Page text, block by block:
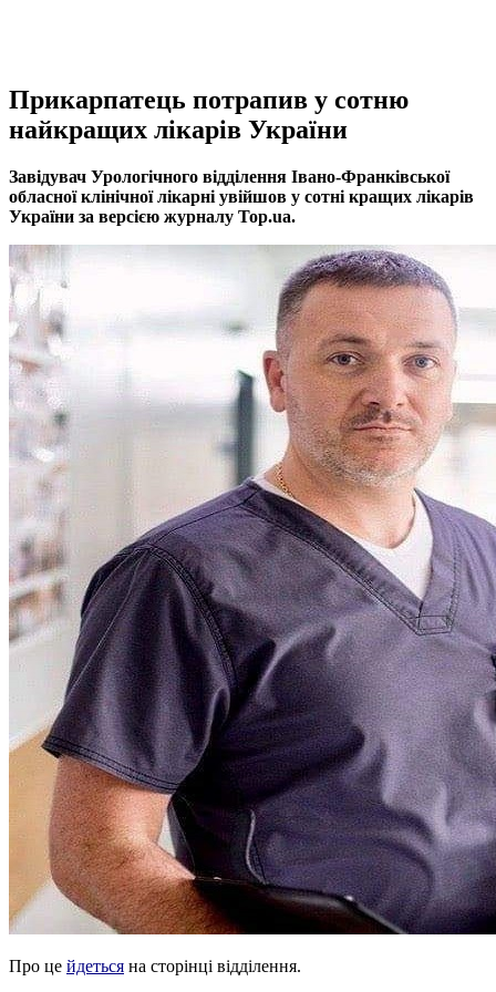
Прикарпатець потрапив у сотню
найкращих лікарів України
Завідувач Урологічного відділення Івано-Франківської
обласної клінічної лікарні увійшов у сотні кращих лікарів
України за версією журналу Top.ua.
Про це йдеться на сторінці відділення.